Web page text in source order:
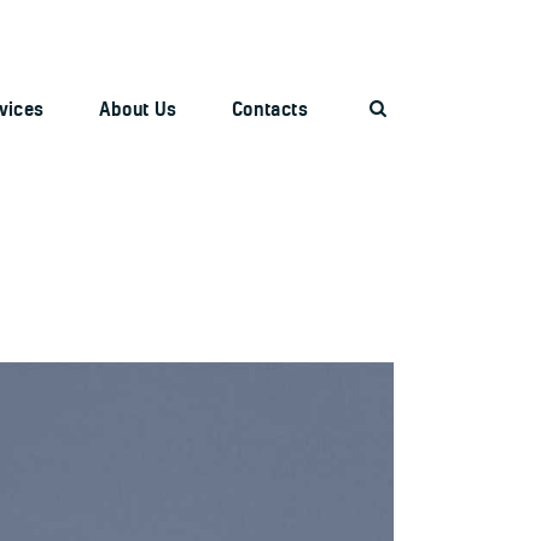
About Us Contacts Search